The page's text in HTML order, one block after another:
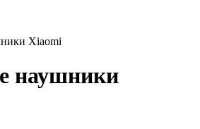
Xiaomi
наушники